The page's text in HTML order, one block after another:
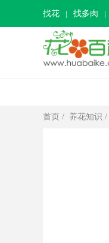
找花 找多肉
首页 / 养花知识 /